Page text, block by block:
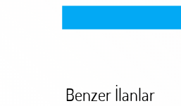
Benzer İlanlar